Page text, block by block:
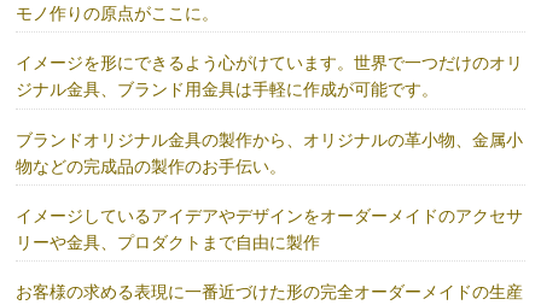
モノ作りの原点がここに。
イメージを形にできるよう心がけています。世界で一つだけのオリ
ジナル金具、ブランド用金具は手軽に作成が可能です。
ブランドオリジナル金具の製作から、オリジナルの革小物、金属小
物などの完成品の製作のお手伝い。
イメージしているアイデアやデザインをオーダーメイドのアクセサ
リーや金具、プロダクトまで自由に製作
お客様の求める表現に一番近づけた形の完全オーダーメイドの生産